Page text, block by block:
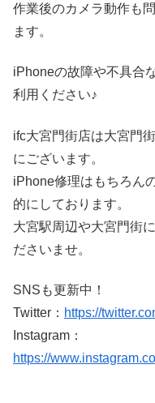
作業後のカメラ動作も
ます。
iPhoneの故障や不具合
利用ください♪
ifc大宮門街店は大宮門
にございます。
iPhone修理はもちろん
的にしております。
大宮駅周辺や大宮門街
ださいませ。
SNSも更新中！
Twitter： https://
Instagram：
https://